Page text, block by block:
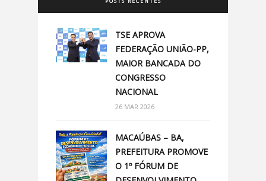
TSE APROVA
FEDERAÇÃO UNIÃO-PP,
MAIOR BANCADA DO
CONGRESSO
NACIONAL
26 MAR 2026
MACAÚBAS – BA,
PREFEITURA PROMOVE
O 1º FÓRUM DE